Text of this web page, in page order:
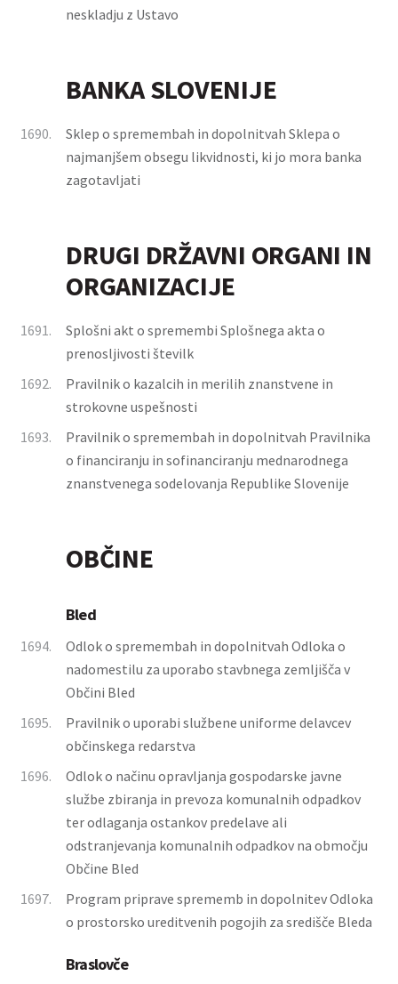
neskladju z Ustavo
BANKA SLOVENIJE
1690.
Sklep o spremembah in dopolnitvah Sklepa o
najmanjšem obsegu likvidnosti, ki jo mora banka
zagotavljati
DRUGI DRŽAVNI ORGANI IN
ORGANIZACIJE
1691.
Splošni akt o spremembi Splošnega akta o
prenosljivosti številk
1692.
Pravilnik o kazalcih in merilih znanstvene in
strokovne uspešnosti
1693.
Pravilnik o spremembah in dopolnitvah Pravilnika
o financiranju in sofinanciranju mednarodnega
znanstvenega sodelovanja Republike Slovenije
OBČINE
Bled
1694.
Odlok o spremembah in dopolnitvah Odloka o
nadomestilu za uporabo stavbnega zemljišča v
Občini Bled
1695.
Pravilnik o uporabi službene uniforme delavcev
občinskega redarstva
1696.
Odlok o načinu opravljanja gospodarske javne
službe zbiranja in prevoza komunalnih odpadkov
ter odlaganja ostankov predelave ali
odstranjevanja komunalnih odpadkov na območju
Občine Bled
1697.
Program priprave sprememb in dopolnitev Odloka
o prostorsko ureditvenih pogojih za središče Bleda
Braslovče